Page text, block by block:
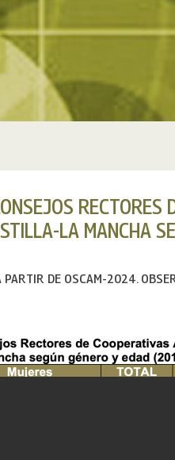
RECTORES
LA MANCHA
DE OSCAM-2024.